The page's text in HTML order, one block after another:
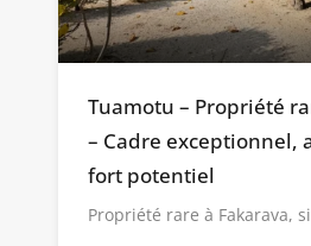
Tuamotu – Propriété
– Cadre exceptionnel,
fort potentiel
Propriété rare à Fakarava,